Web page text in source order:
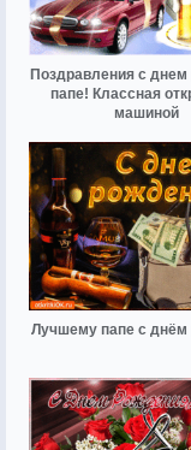
Поздравления с
папе! Классная
машиной
Лучшему папе с днём